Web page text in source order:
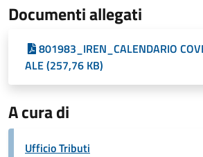
Documenti allegati
801983_IREN_CALENDARIO
ALE (257,76 KB)
A cura di
Ufficio Tributi